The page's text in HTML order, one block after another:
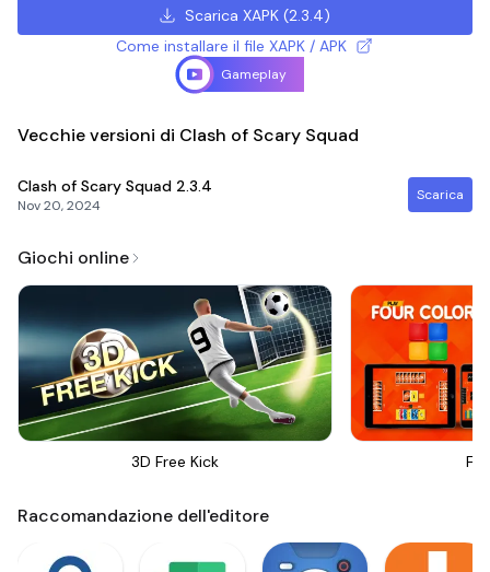
Scarica XAPK (2.3.4)
Come installare il file XAPK / APK
Gameplay
Vecchie versioni di Clash of Scary Squad
Clash of Scary Squad 2.3.4
Nov 20, 2024
Scarica
Giochi online
3D Free Kick
Raccomandazione dell'editore